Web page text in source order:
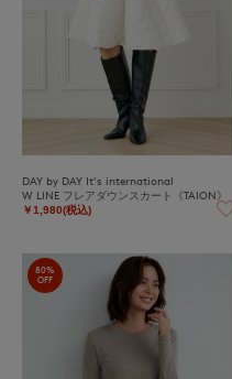
DAY by DAY It's international
W LINE フレアダウンスカート《TAION》
￥1,980(税込)
80%
OFF